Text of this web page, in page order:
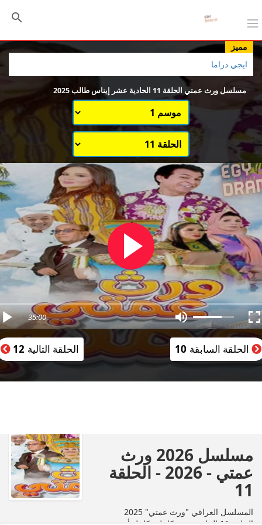
مميز
ايجي دراما
مسلسل ورث عمتي الحلقة 11 الحادية عشر إيناس طالب 2025
اختيار الموسم
قائمة حلقات الموسم 1
35:00
الحلقة السابقة 10 الحلقة التالية 12
مسلسل 2026 ورث
عمتي - 2026 - الحلقة
11
المسلسل العراقي "ورث عمتي" 2025